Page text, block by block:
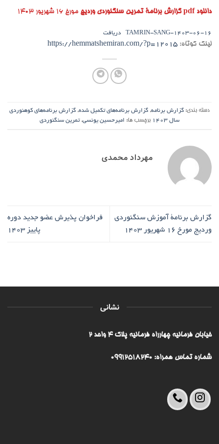
دانلود pdf گزارش برنامۀ تمرین سنگنوردی وردیج مورخ ۱۶ شهریور ۱۴۰۳
1403-06-16-TAMRIN-SANG دریافت
لینک کوتاه: https://hemmatshemiran.com/?p=12015
دسته بندی: گزارش برنامه, گزارش برنامه‌های تکمیل شده, گزارش برنامه‌های کوهنوردی
سال ۱۴۰۳
برچسب ها: امیرحسین یونسی,تمرین سنگنوردی
مهرداد محمدی
گزارش برنامۀ آموزش سنگنوردی
وردیج مورخ ۱۶ شهریور ۱۴۰۳
فراخوان پذیرش عضو جدید دوره
پاییز 1403
نشانی
خیابان فرمانیه چهارراه فرمانیه پلاک ۴ واحد ۲
شماره تماس همراه: 09912518240